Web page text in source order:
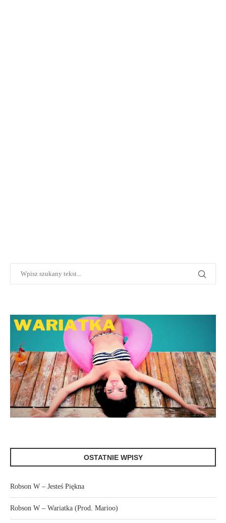
OSTATNIE WPISY
Robson W – Jesteś Piękna
Robson W – Wariatka (Prod. Marioo)